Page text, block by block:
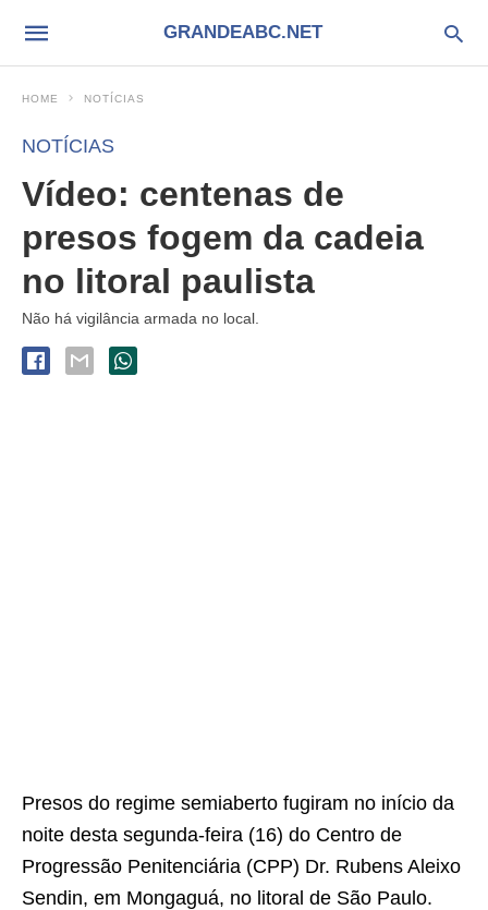
GRANDEABC.NET
HOME NOTÍCIAS
NOTÍCIAS
Vídeo: centenas de
presos fogem da cadeia
no litoral paulista
Não há vigilância armada no local.
Presos do regime semiaberto fugiram no início da
noite desta segunda-feira (16) do Centro de
Progressão Penitenciária (CPP) Dr. Rubens Aleixo
Sendin, em Mongaguá, no litoral de São Paulo.